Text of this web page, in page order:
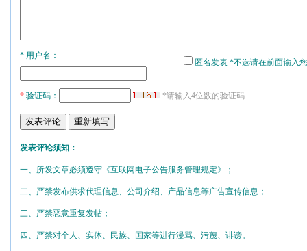
* 用户名：
匿名发表 *不选请在前面输入
*验证码： *请输入4位数的验证码
发表评论须知：
一、所发文章必须遵守《互联网电子公告服务管理规定》；
二、严禁发布供求代理信息、公司介绍、产品信息等广告宣传信息；
三、严禁恶意重复发帖；
四、严禁对个人、实体、民族、国家等进行漫骂、污蔑、诽谤。